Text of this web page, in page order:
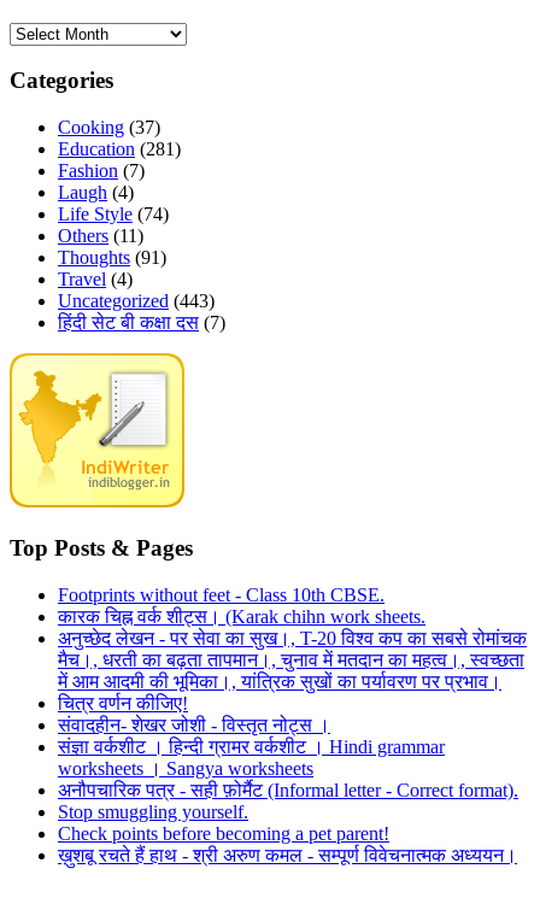
Archives
Categories
Cooking (37)
Education (281)
Fashion (7)
Laugh (4)
Life Style (74)
Others (11)
Thoughts (91)
Travel (4)
Uncategorized (443)
हिंदी सेट बी कक्षा दस (7)
Top Posts & Pages
Footprints without feet - Class 10th CBSE.
कारक चिह्न वर्क शीट्स। (Karak chihn work sheets.
अनुच्छेद लेखन - पर सेवा का सुख।, T-20 विश्व कप का सबसे रोमांचक
मैच।, धरती का बढ़ता तापमान।, चुनाव में मतदान का महत्व।, स्वच्छता
में आम आदमी की भूमिका।, यांत्रिक सुखों का पर्यावरण पर प्रभाव।
चित्र वर्णन कीजिए!
संवादहीन- शेखर जोशी - विस्तृत नोट्स ।
संज्ञा वर्कशीट । हिन्दी ग्रामर वर्कशीट । Hindi grammar
worksheets । Sangya worksheets
अनौपचारिक पत्र - सही फ़ोर्मैट (Informal letter - Correct format).
Stop smuggling yourself.
Check points before becoming a pet parent!
ख़ुशबू रचते हैं हाथ - श्री अरुण कमल - सम्पूर्ण विवेचनात्मक अध्ययन।